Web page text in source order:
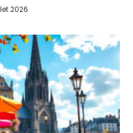
2026